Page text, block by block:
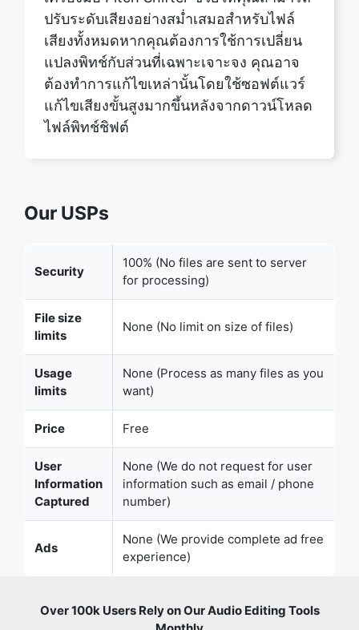
ต้องทำการแก้ไขเหล่านั้นโดยใช้ซอฟต์แวร์
แก้ไขเสียงขั้นสูงมากขึ้นหลังจากดาวน์โหลด
ไฟล์พิทช์ชิฟต์
limits
None (No limit on size of files)
Usage
limits
None (Process as many files as you
want)
Price Free
User
Information
Captured
None (We do not request for user
information such as email / phone
number)
Ads
None (We provide complete ad free
experience)
Over 100k Users Rely on Our Audio Editing Tools
Monthly
safeaudiokit.com for versatile audio editing and